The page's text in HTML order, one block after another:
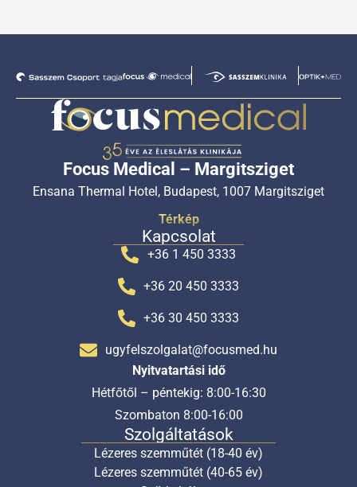
Focus Medical – Margitsziget
Ensana Thermal Hotel, Budapest, 1007 Margitsziget
Térkép
Kapcsolat
+36 1 450 3333
+36 20 450 3333
+36 30 450 3333
ugyfelszolgalat@focusmed.hu
Nyitvatartási idő
Hétfőtől – péntekig: 8:00-16:30
Szombaton 8:00-16:00
Szolgáltatások
Lézeres szemműtét (18-40 év)
Lézeres szemműtét (40-65 év)